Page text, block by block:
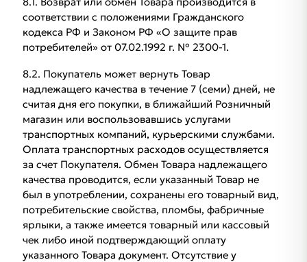
соответствии с положениями Гражданского
кодекса РФ и Законом РФ «О защите прав
потребителей» от 07.02.1992 г. № 2300-1.
8.2. Покупатель может вернуть Товар
надлежащего качества в течение 7 (семи) дней, не
считая дня его покупки, в ближайший Розничный
магазин или воспользовавшись услугами
транспортных компаний, курьерскими службами.
Оплата транспортных расходов осуществляется
за счет Покупателя. Обмен Товара надлежащего
качества проводится, если указанный Товар не
был в употреблении, сохранены его товарный вид,
потребительские свойства, пломбы, фабричные
ярлыки, а также имеется товарный или кассовый
чек либо иной подтверждающий оплату
указанного Товара документ. Отсутствие у